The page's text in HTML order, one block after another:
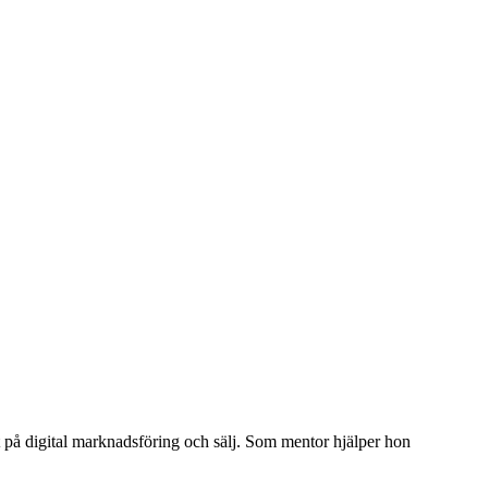
digital marknadsföring och sälj. Som mentor hjälper hon